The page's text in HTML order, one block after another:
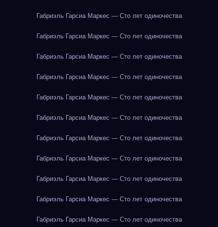
Габриэль Гарсиа Маркес — Сто лет одиночества
Габриэль Гарсиа Маркес — Сто лет одиночества
Габриэль Гарсиа Маркес — Сто лет одиночества
Габриэль Гарсиа Маркес — Сто лет одиночества
Габриэль Гарсиа Маркес — Сто лет одиночества
Габриэль Гарсиа Маркес — Сто лет одиночества
Габриэль Гарсиа Маркес — Сто лет одиночества
Габриэль Гарсиа Маркес — Сто лет одиночества
Габриэль Гарсиа Маркес — Сто лет одиночества
Габриэль Гарсиа Маркес — Сто лет одиночества
Габриэль Гарсиа Маркес — Сто лет одиночества